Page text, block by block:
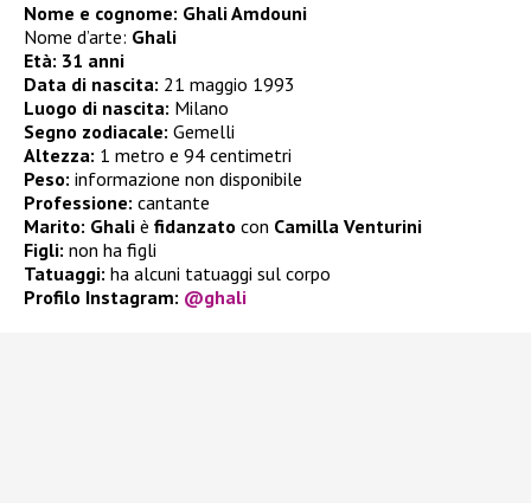
Nome e cognome: Ghali Amdouni
Nome d’arte: Ghali
Età: 31 anni
Data di nascita: 21 maggio 1993
Luogo di nascita: Milano
Segno zodiacale: Gemelli
Altezza: 1 metro e 94 centimetri
Peso: informazione non disponibile
Professione: cantante
Marito: Ghali è fidanzato con Camilla Venturini
Figli: non ha figli
Tatuaggi: ha alcuni tatuaggi sul corpo
Profilo Instagram: @ghali